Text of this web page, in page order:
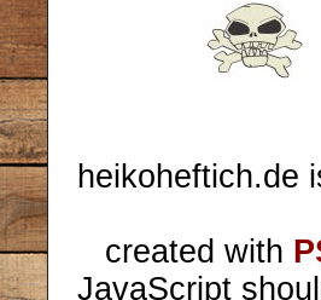
heikoheftich.de
created with
JavaScript